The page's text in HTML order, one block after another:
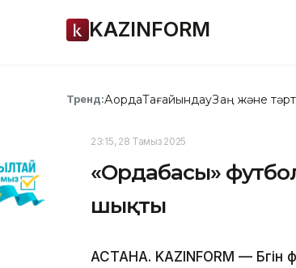
KAZINFORM
Тренд:АқордаТағайындауЗаң және
23:15, 28 Тамыз 2025
«Ордабасы»
шықты
АСТАНА. KAZINFORM —